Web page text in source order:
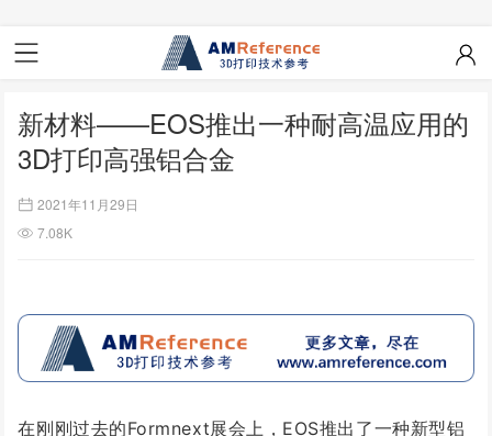
新材料——EOS推出一种耐高温应用的
3D打印高强铝合金
2021年11月29日
7.08K
在刚刚过去的Formnext展会上，EOS推出了一种新型铝